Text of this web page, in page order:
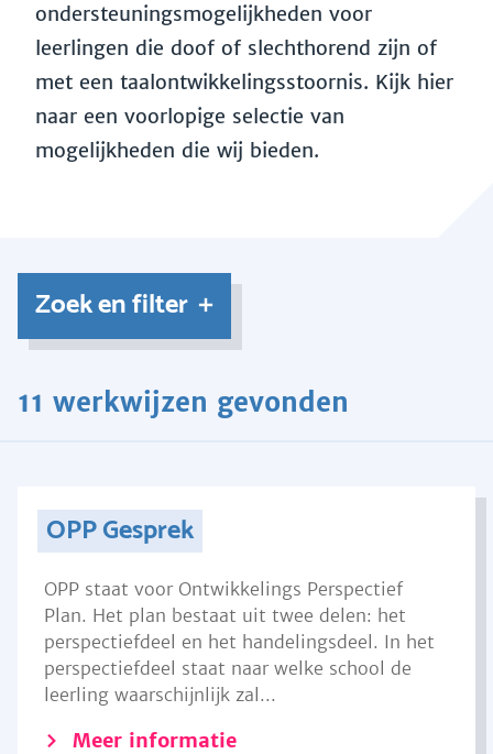
ondersteuningsmogelijkheden voor
leerlingen die doof of slechthorend zijn of
met een taalontwikkelingsstoornis. Kijk hier
naar een voorlopige selectie van
mogelijkheden die wij bieden.
Zoek en filter
11 werkwijzen gevonden
OPP Gesprek
OPP staat voor Ontwikkelings Perspectief
Plan. Het plan bestaat uit twee delen: het
perspectiefdeel en het handelingsdeel. In het
perspectiefdeel staat naar welke school de
leerling waarschijnlijk zal...
Meer informatie